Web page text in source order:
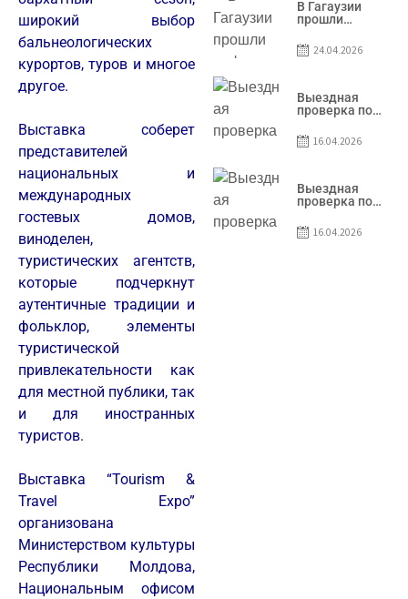
широкий выбор
бальнеологических
курортов, туров и многое
другое.
Выставка соберет
представителей
национальных и
международных
гостевых домов,
виноделен,
туристических агентств,
которые подчеркнут
аутентичные традиции и
фольклор, элементы
туристической
привлекательности как
для местной публики, так
и для иностранных
туристов.
Выставка “Tourism &
Travel Expo”
организована
Министерством культуры
Республики Молдова,
Национальным офисом
грантов
предприятия
SRL Grand Nic
Oil Company
В Гагаузии
прошли
сессии по
грантовой
24.04.2026
Выездная
проверка по
соблюдения
условий
грантов
предприятия
SRL Patiseria
Familiei
16.04.2026
Выездная
проверка по
соблюдения
условий
16.04.2026